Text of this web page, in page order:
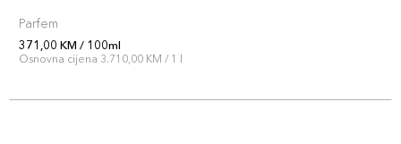
Parfem
371,00 KM / 100ml
Osnovna cijena 3.710,00 KM / 1 l